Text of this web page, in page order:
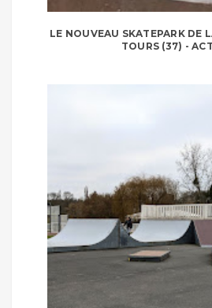
LE NOUVEAU SKATEPARK DE
TOURS (37) -